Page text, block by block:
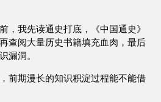
我先读通史打底，《中国通史》
查阅大量历史书籍填充血肉，最后
漏洞。
期漫长的知识积淀过程能不能借